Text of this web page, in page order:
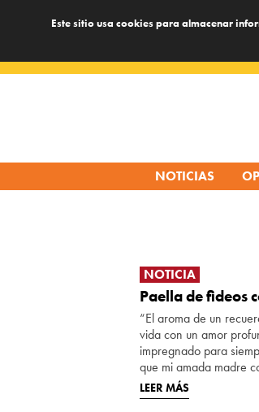
Este sitio usa cookies para almacenar
NOTICIAS
NOTICIA
Paella de fideos
“El aroma de un
vida con un amor
impregnado para
que mi amada madre
LEER MÁS